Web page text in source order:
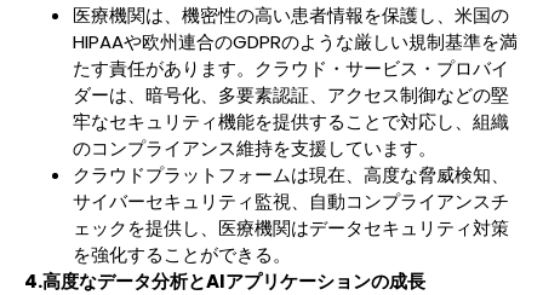
医療機関は、機密性の高い患者情報を保護し、米国の
HIPAAや欧州連合のGDPRのような厳しい規制基準を満
たす責任があります。クラウド・サービス・プロバイ
ダーは、暗号化、多要素認証、アクセス制御などの堅
牢なセキュリティ機能を提供することで対応し、組織
のコンプライアンス維持を支援しています。
クラウドプラットフォームは現在、高度な脅威検知、
サイバーセキュリティ監視、自動コンプライアンスチ
ェックを提供し、医療機関はデータセキュリティ対策
を強化することができる。
4.高度なデータ分析とAIアプリケーションの成長